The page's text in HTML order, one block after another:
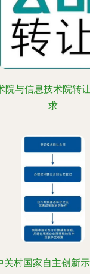
院与信息技术院转
求
关村国家自主创新